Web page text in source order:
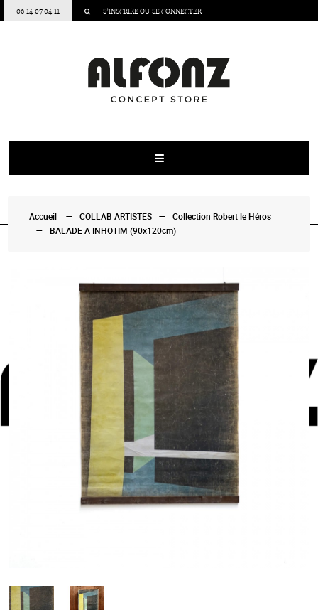
06 14 07 04 11 S’INSCRIREOU SE CONNECTER
Accueil COLLAB ARTISTES
Collection Robert le Héros
BALADE A INHOTIM (90x120cm)